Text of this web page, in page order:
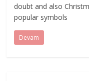
doubt and also
popular symbols
Devam